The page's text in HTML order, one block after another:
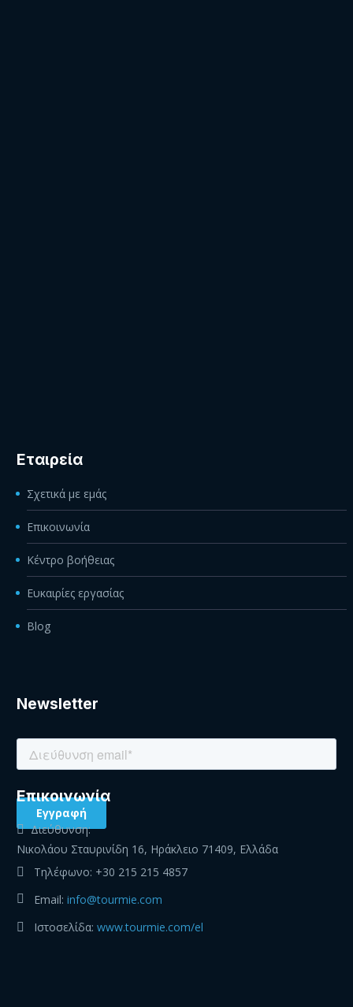
Εταιρεία
Σχετικά με εμάς
Επικοινωνία
Κέντρο βοήθειας
Ευκαιρίες εργασίας
Blog
Newsletter
Eπικοινωνία
Διεύθυνση:
Νικολάου Σταυρινίδη 16, Ηράκλειο 71409, Ελλάδα
Τηλέφωνο: +30 215 215 4857
Email: info@tourmie.com
Ιστοσελίδα: www.tourmie.com/el